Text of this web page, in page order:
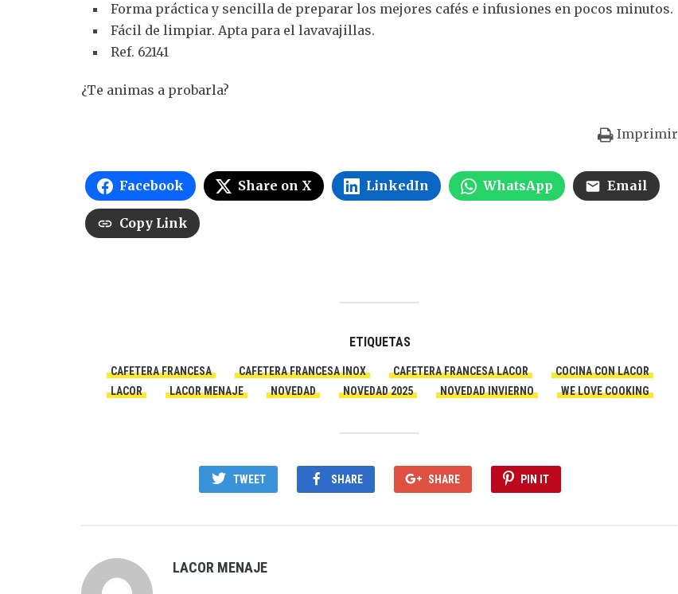
Forma práctica y sencilla de preparar los mejores cafés e infusiones en pocos minutos.
Fácil de limpiar. Apta para el lavavajillas.
Ref. 62141
¿Te animas a probarla?
Imprimir
Facebook Share on X LinkedIn WhatsApp Email
Copy Link
ETIQUETAS
CAFETERA FRANCESA CAFETERA FRANCESA INOX CAFETERA FRANCESA LACOR
COCINA CON LACOR
LACOR
LACOR MENAJE NOVEDAD NOVEDAD 2025 NOVEDAD INVIERNO WE LOVE COOKING
TWEET SHARE SHARE PIN IT
LACOR MENAJE